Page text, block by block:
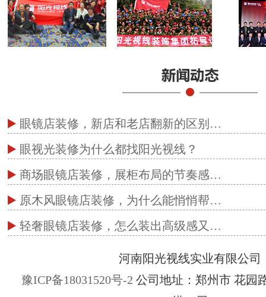
眼镜店装修，新店和老店翻新的区别…
眼视光装修为什么都找阳光视线？
商场眼镜店装修，展柜布局的节奏感…
原木风眼镜店装修，为什么能悄悄帮…
轻奢眼镜店装修，怎么装出高级感又…
河南阳光视线实业有限公司
豫ICP备18031520号-2 公司地址：郑州市 花园